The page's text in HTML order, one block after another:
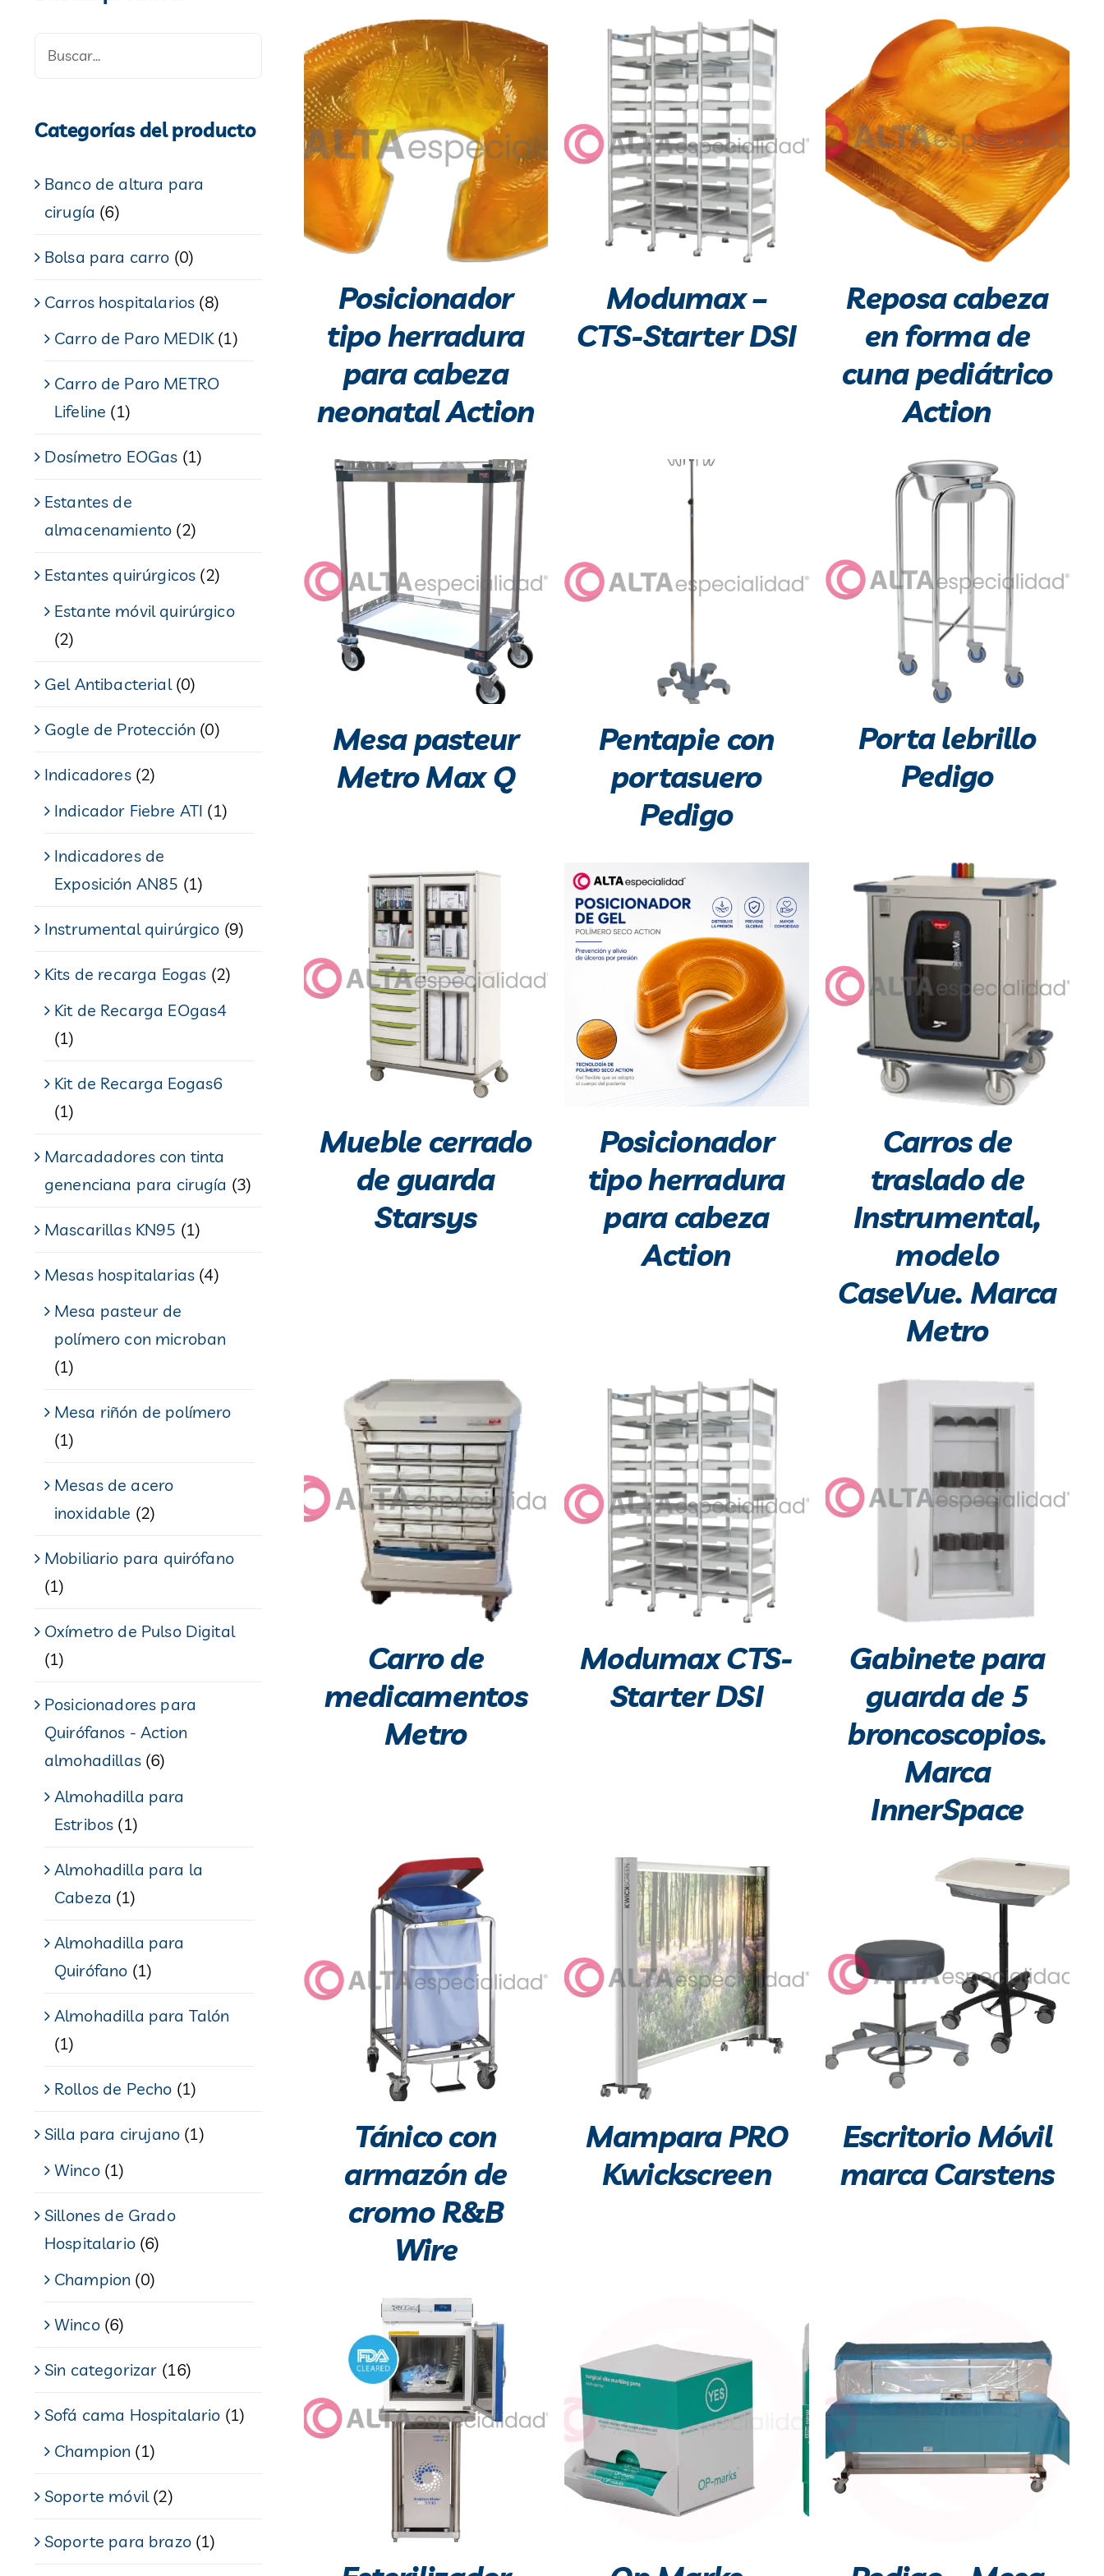
Categorías del producto
Banco de altura para
cirugía (6)
Bolsa para carro (0)
Carros hospitalarios (8)
Carro de Paro MEDIK (1)
Carro de Paro METRO
Lifeline (1)
Dosímetro EOGas (1)
Estantes de
almacenamiento (2)
Estantes quirúrgicos (2)
Estante móvil quirúrgico
(2)
Gel Antibacterial (0)
Gogle de Protección (0)
Indicadores (2)
Indicador Fiebre ATI (1)
Indicadores de
Exposición AN85 (1)
Instrumental quirúrgico (9)
Kits de recarga Eogas (2)
Kit de Recarga EOgas4
(1)
Kit de Recarga Eogas6
(1)
Marcadadores con tinta
genenciana para cirugía (3)
Mascarillas KN95 (1)
Mesas hospitalarias (4)
Mesa pasteur de
polímero con microban
(1)
Mesa riñón de polímero
(1)
Mesas de acero
inoxidable (2)
Mobiliario para quirófano
(1)
Oxímetro de Pulso Digital
(1)
Posicionadores para
Quirófanos - Action
almohadillas (6)
Almohadilla para
Estribos (1)
Almohadilla para la
Cabeza (1)
Almohadilla para
Quirófano (1)
Almohadilla para Talón
(1)
Rollos de Pecho (1)
Silla para cirujano (1)
Winco (1)
Sillones de Grado
Hospitalario (6)
Champion (0)
Winco (6)
Sin categorizar (16)
Sofá cama Hospitalario (1)
Champion (1)
Soporte móvil (2)
Soporte para brazo (1)
Posicionador
tipo herradura
para cabeza
neonatal Action
Modumax –
CTS-Starter DSI
Reposa cabeza
en forma de
cuna pediátrico
Action
Mesa pasteur
Metro Max Q
Pentapie con
portasuero
Pedigo
Porta lebrillo
Pedigo
Mueble cerrado
de guarda
Starsys
Posicionador
tipo herradura
para cabeza
Action
Carros de
traslado de
Instrumental,
modelo
CaseVue. Marca
Metro
Carro de
medicamentos
Metro
Modumax CTS-
Starter DSI
Gabinete para
guarda de 5
broncoscopios.
Marca
InnerSpace
Tánico con
armazón de
cromo R&B
Wire
Mampara PRO
Kwickscreen
Escritorio Móvil
marca Carstens